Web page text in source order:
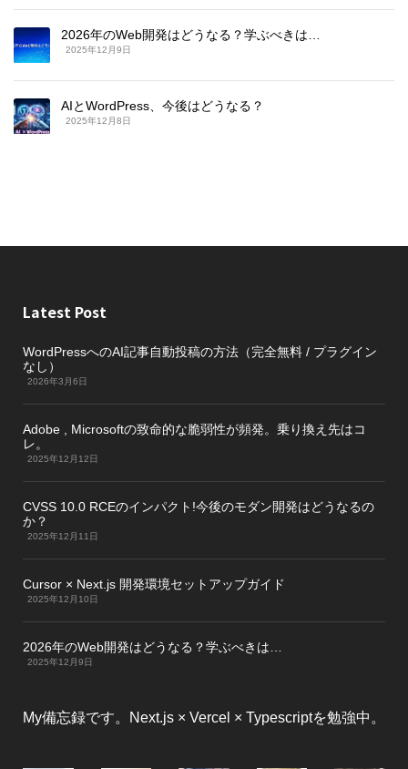
2026年のWeb開発はどうなる？学ぶべきは…
2025年12月9日
AIとWordPress、今後はどうなる？
2025年12月8日
Latest Post
WordPressへのAI記事自動投稿の方法（完全無料 / プラグイン
なし）
2026年3月6日
Adobe , Microsoftの致命的な脆弱性が頻発。乗り換え先はコ
レ。
2025年12月12日
CVSS 10.0 RCEのインパクト!今後のモダン開発はどうなるの
か？
2025年12月11日
Cursor × Next.js 開発環境セットアップガイド
2025年12月10日
2026年のWeb開発はどうなる？学ぶべきは…
2025年12月9日
My備忘録です。Next.js × Vercel × Typescriptを勉強中。